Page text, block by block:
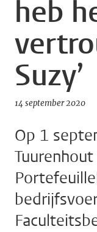
heb
Suzy’
14 september 2020
Op 1